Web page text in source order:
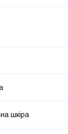
шкіра